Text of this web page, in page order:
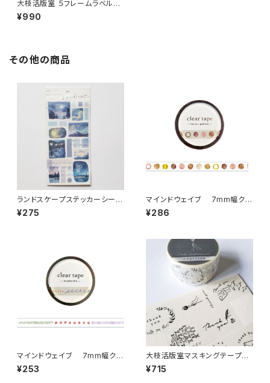
大枝活版室 ５フレームラベルブ
ック レッド＆シルバー LB011
¥990
その他の商品
ランドスケープステッカーシール
81446 月明り
¥275
マインドウェイブ 7mm幅クリ
アテープ箔押し 95301 brown
palette
¥286
マインドウェイブ 7mm幅クリ
¥253
大枝活版室マスキングテープ
7PATTERN THANK YOU
花
¥715